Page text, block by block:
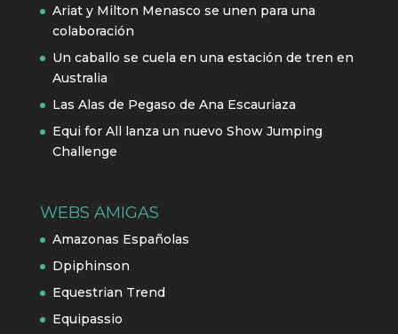
Ariat y Milton Menasco se unen para una
colaboración
Un caballo se cuela en una estación de tren en
Australia
Las Alas de Pegaso de Ana Escauriaza
Equi for All lanza un nuevo Show Jumping
Challenge
WEBS AMIGAS
Amazonas Españolas
Dpiphinson
Equestrian Trend
Equipassio